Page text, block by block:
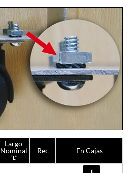
Largo
Nominal
“L”
Rec En Cajas